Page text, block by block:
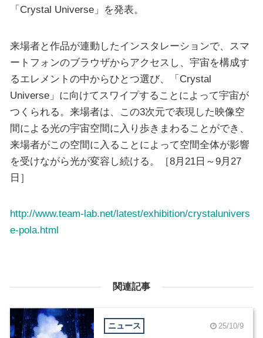
「Crystal Universe」を発表。
来場者と作品が連動したインスタレーションで、スマ
ートフォンのブラウザからアクセスし、宇宙を構成す
るエレメントの中からひとつ選び、「Crystal
Universe」に向けてスワイプすることによって宇宙が
つくられる。来場者は、この3次元で表現した映像空
間による光の宇宙空間に入り歩きまわることができ、
来場者がこの空間に入ることによって空間全体が影響
を受けながら光が変容し続ける。［8月21日～9月27
日］
http://www.team-lab.net/latest/exhibition/crystalunivers
e-pola.html
関連記事
ニュース 25/10/9